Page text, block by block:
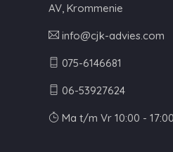
AV, Krommenie
info@cjk-advies.com
075-6146681
06-53927624
Ma t/m Vr 10:00 - 17:00